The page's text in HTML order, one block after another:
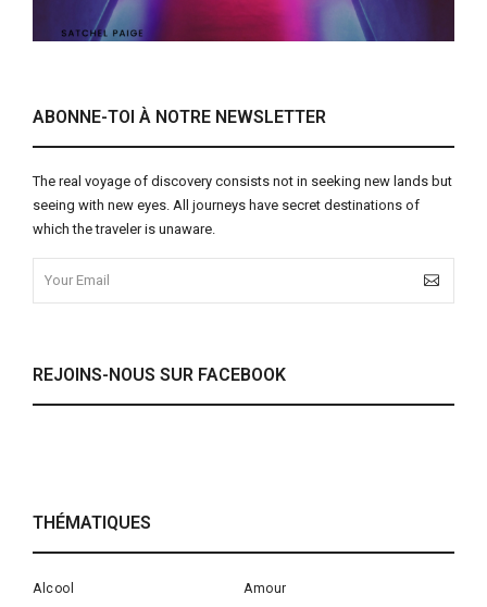
ABONNE-TOI À NOTRE NEWSLETTER
The real voyage of discovery consists not in seeking new lands but
seeing with new eyes. All journeys have secret destinations of
which the traveler is unaware.
REJOINS-NOUS SUR FACEBOOK
THÉMATIQUES
Alcool
Amour